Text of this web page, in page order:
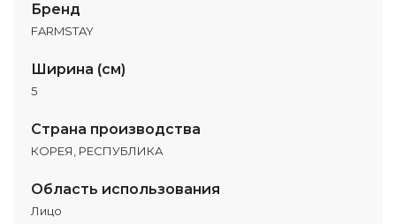
Бренд
FARMSTAY
Ширина (см)
5
Страна производства
КОРЕЯ, РЕСПУБЛИКА
Область использования
Лицо